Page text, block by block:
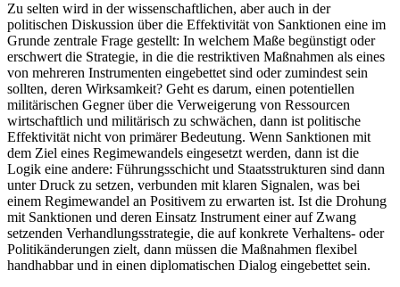
Zu selten wird in der wissenschaftlichen, aber auch in der
politischen Diskussion über die Effektivität von Sanktionen eine im
Grunde zentrale Frage gestellt: In welchem Maße begünstigt oder
erschwert die Strate­gie, in die die restriktiven Maßnahmen als eines
von mehreren Instrumenten eingebettet sind oder zumin­dest sein
sollten, deren Wirksamkeit? Geht es darum, einen potentiellen
militärischen Gegner über die Ver­weigerung von Ressourcen
wirtschaftlich und mili­tärisch zu schwächen, dann ist politische
Effektivität nicht von primärer Bedeutung. Wenn Sanktionen mit
dem Ziel eines Regimewandels eingesetzt werden, dann ist die
Logik eine andere: Führungsschicht und Staatsstrukturen sind dann
unter Druck zu setzen, verbunden mit klaren Signalen, was bei
einem Regimewandel an Positivem zu erwarten ist. Ist die Drohung
mit Sanktionen und deren Einsatz Instru­ment einer auf Zwang
setzenden Verhandlungs­strategie, die auf konkrete Verhaltens- oder
Politik­änderungen zielt, dann müssen die Maßnahmen flexibel
handhabbar und in einen diplomatischen Dialog eingebettet sein.